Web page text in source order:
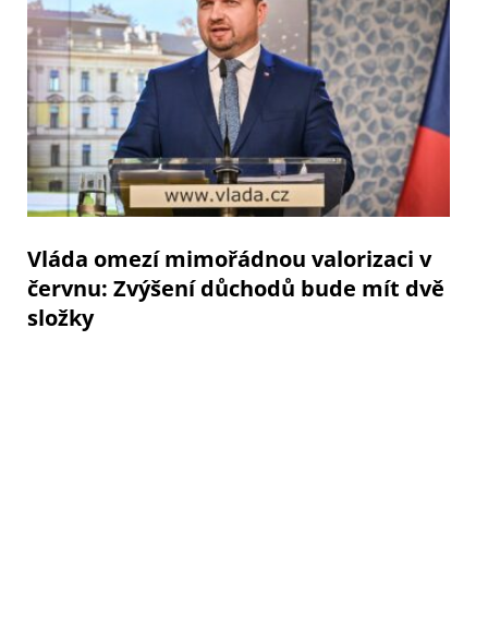
Vláda omezí mimořádnou valorizaci v
červnu: Zvýšení důchodů bude mít dvě
složky